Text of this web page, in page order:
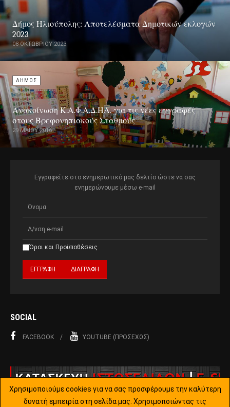
Δήμος Ηλιούπολης: Αποτελέσματα Δημοτικών εκλογών
2023
08 ΟΚΤΩΒΡΊΟΥ 2023
ΔΗΜΟΣ
Ανακοίνωση Κ.Α.Φ.Α.Δ.ΗΛ. για τις νέες εγγραφές
στους Βρεφονηπιακούς Σταθμούς
29 ΜΑΪ́ΟΥ 2016
Εγγραφείτε στο ενημερωτικό μας δελτίο ώστε να σας
ενημερώνουμε μέσω e-mail
Όροι και Προϋποθέσεις
SOCIAL
FACEBOOK YOUTUBE (ΠΡΟΣΕΧΏΣ)
Χρησιμοποιούμε cookies για να σας προσφέρουμε την καλύτερη
δυνατή εμπειρία στη σελίδα μας. Χρησιμοποιώντας τις